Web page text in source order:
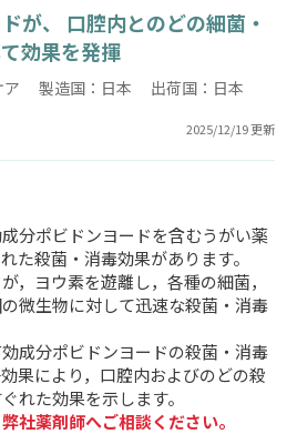
が、 口腔内とのどの細菌・
効果を発揮
ア 製造国：日本 出荷国：日本
2025/12/19 更新
分ポビドンヨードを含むうがい薬
た殺菌・消毒効果があります。
，ヨウ素を遊離し，各種の細菌，
微生物に対して迅速な殺菌・消毒
成分ポビドンヨードの殺菌・消毒
果により，口腔内およびのどの殺
れた効果を示します。
社薬剤師へご相談ください。